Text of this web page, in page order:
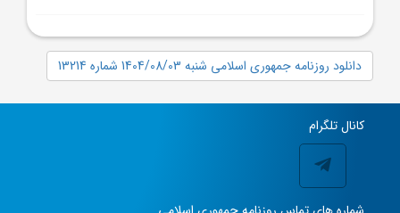
دانلود روزنامه جمهوری اسلامی شنبه 1404/08/03 شماره 13214
کانال تلگرام